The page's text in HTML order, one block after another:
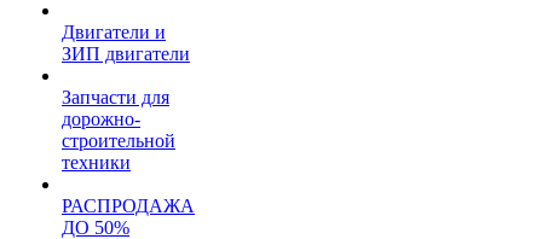
Двигатели и
ЗИП двигатели
Запчасти для
дорожно-
строительной
техники
РАСПРОДАЖА
ДО 50%